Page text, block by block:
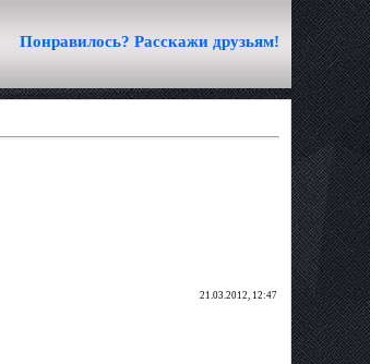
Понравилось? Расскажи друзьям!
21.03.2012, 12:47